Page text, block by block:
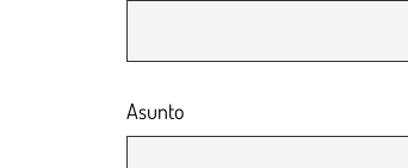
Asunto